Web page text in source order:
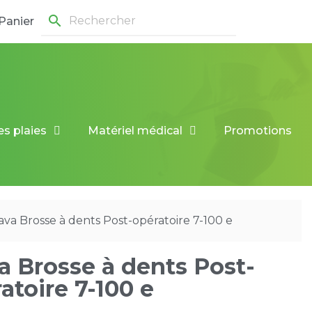
search
plaies Matériel médical Promotions
Brosse à dents Post-opératoire 7-100 e
Brosse à dents Post-
7-100 e